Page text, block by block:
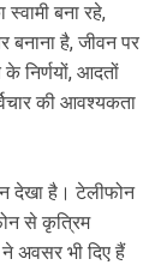
बना रहे,
है, जीवन पर
निर्णयों, आदतों
की आवश्यकता
देखा है। टेलीफोन
से कृत्रिम
ने अवसर भी दिए हैं